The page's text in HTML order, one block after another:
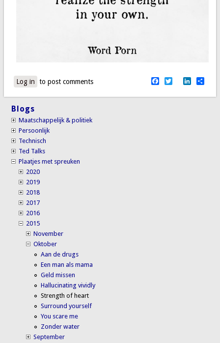
Facebook
Twitter
Log in to post comments
Blogs
Maatschappelijk & politiek
Persoonlijk
Technisch
Ted Talks
Plaatjes met spreuken
2020
2019
2018
2017
2016
2015
November
Oktober
Aan de drugs
Een man als mama
Geld missen
Hallucinating vividly
Strength of heart
Surround yourself
You scare me
Zonder water
September